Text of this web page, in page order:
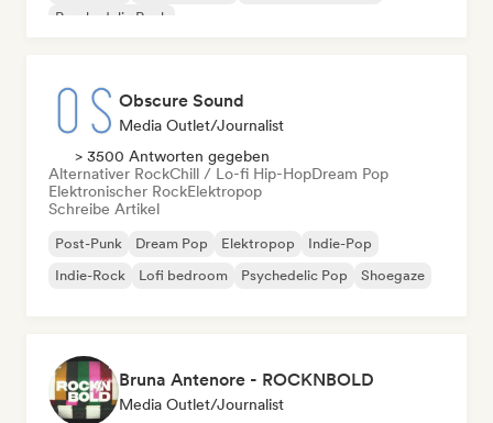
Psychedelic Rock
Obscure Sound
Media Outlet/Journalist
> 3500 Antworten gegeben
Alternativer RockChill / Lo-fi Hip-HopDream Pop
Elektronischer RockElektropop
Schreibe Artikel
Post-Punk Dream Pop Elektropop
Indie-Pop
Indie-Rock
Lofi bedroom Psychedelic Pop Shoegaze
Bruna Antenore - ROCKNBOLD
Media Outlet/Journalist